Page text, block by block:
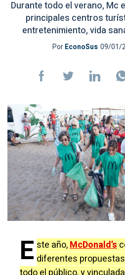
Durante todo el verano, Mc
principales centros
entretenimiento, vida
PorEconoSus 09/01/
E ste año,McDonald’s
diferentes